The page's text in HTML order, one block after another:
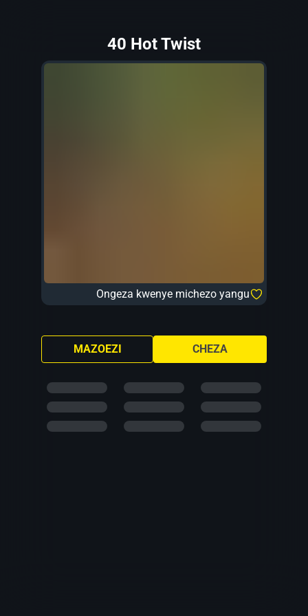
40 Hot Twist
Ongeza kwenye michezo yangu
CHEZA
MAZOEZI